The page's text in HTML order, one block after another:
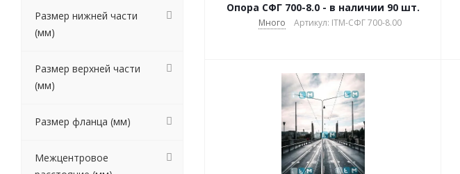
Опора СФГ 700-8.0 - в наличии 90 шт.
Много Артикул: ITM-СФГ 700-8.00
Размер нижней части
(мм)
Размер верхней части
(мм)
Размер фланца (мм)
Межцентровое